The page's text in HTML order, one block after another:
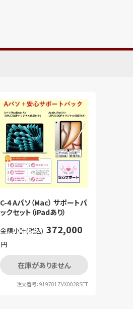
C-4 Aパソ（Mac） サポートパ
ックセット（iPadあり）
金額小計(税込) 372,000
円
在庫がありません
注文番号：919701ZVX0028SET